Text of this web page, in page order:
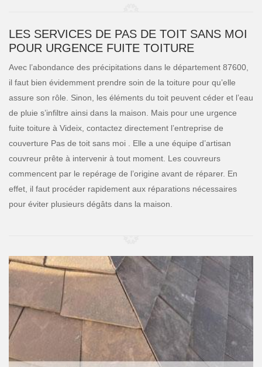
LES SERVICES DE PAS DE TOIT SANS MOI
POUR URGENCE FUITE TOITURE
Avec l’abondance des précipitations dans le département 87600,
il faut bien évidemment prendre soin de la toiture pour qu’elle
assure son rôle. Sinon, les éléments du toit peuvent céder et l’eau
de pluie s’infiltre ainsi dans la maison. Mais pour une urgence
fuite toiture à Videix, contactez directement l’entreprise de
couverture Pas de toit sans moi . Elle a une équipe d’artisan
couvreur prête à intervenir à tout moment. Les couvreurs
commencent par le repérage de l’origine avant de réparer. En
effet, il faut procéder rapidement aux réparations nécessaires
pour éviter plusieurs dégâts dans la maison.